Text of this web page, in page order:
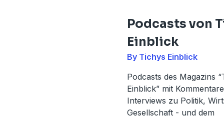
Podcasts von
Einblick
By Tichys Einblick
Podcasts des Magazins
Einblick” mit
Interviews zu Politik,
Gesellschaft - und dem